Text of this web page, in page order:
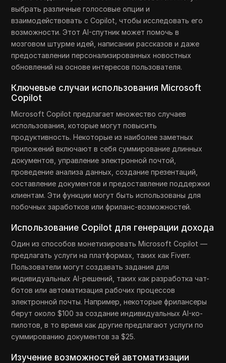
выбрать различные голосовые опции и
взаимодействовать с Copilot, чтобы исследовать его
возможности. Этот AI-спутник может помочь в
мозговом штурме идей, написании рассказов и даже
предоставлении персонализированных новостных
обновлений на основе интересов пользователя.
Ключевые случаи использования Microsoft
Copilot
Microsoft Copilot предлагает множество случаев
использования, которые могут повысить
продуктивность. Некоторые из наиболее заметных
приложений включают в себя суммирование длинных
документов, управление электронной почтой,
проведение анализа данных, создание презентаций,
составление документов и предоставление поддержки
клиентам. Эти функции могут быть использованы для
побочных заработков или фриланс-возможностей.
Использование Copilot для генерации дохода
Один из способов монетизировать Microsoft Copilot —
предлагать услуги на платформах, таких как Fiverr.
Пользователи могут создавать задания для
индивидуальных AI-решений, таких как разработка чат-
ботов или автоматизация рабочих процессов
электронной почты. Например, некоторые фрилансеры
берут около $100 за создание индивидуальных AI-ко-
пилотов, в то время как другие предлагают услуги по
суммированию документов за $25.
Изучение возможностей автоматизации